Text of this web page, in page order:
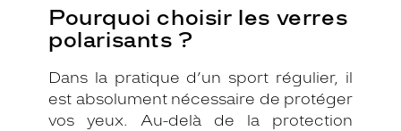
Pourquoi choisir les verres
polarisants ?
Dans la pratique d’un sport régulier, il
est absolument nécessaire de protéger
vos yeux. Au-delà de la protection